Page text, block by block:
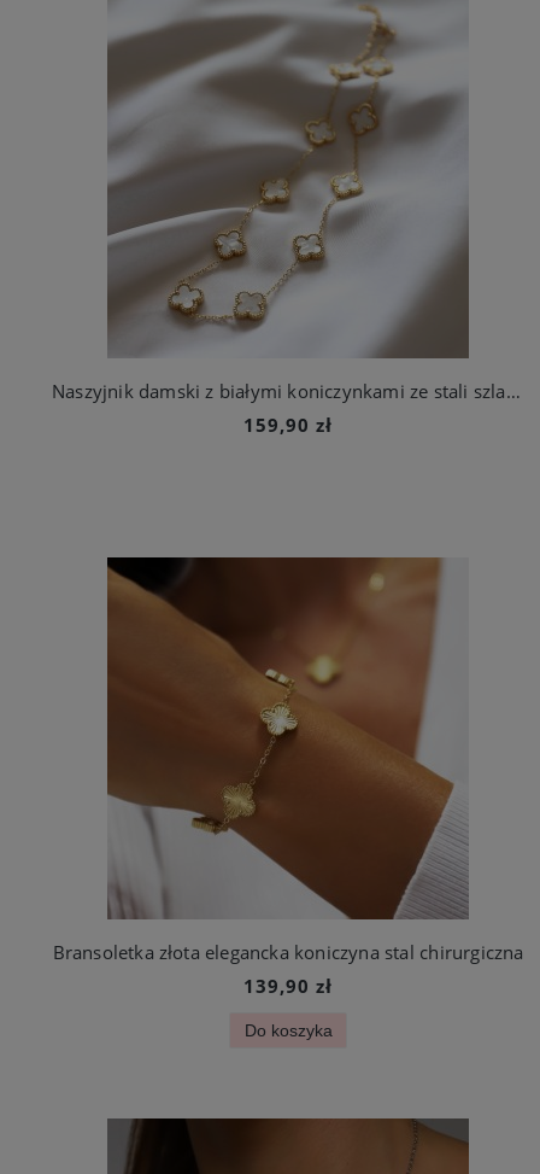
Naszyjnik damski z białymi koniczynkami ze stali szlachetnej
159,90 zł
Bransoletka złota elegancka koniczyna stal chirurgiczna
139,90 zł
Do koszyka